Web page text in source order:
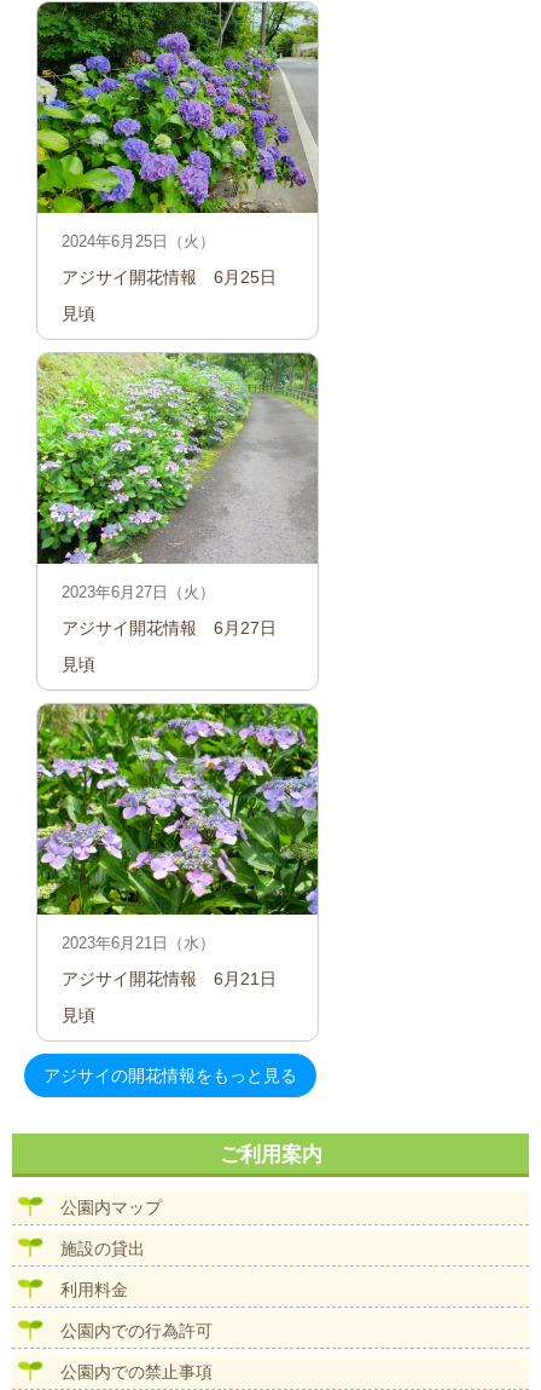
2024年6月25日（火）
アジサイ開花情報　6月25日
見頃
2023年6月27日（火）
アジサイ開花情報　6月27日
見頃
2023年6月21日（水）
アジサイ開花情報　6月21日
見頃
アジサイの開花情報をもっと見る
ご利用案内
公園内マップ
施設の貸出
利用料金
公園内での行為許可
公園内での禁止事項